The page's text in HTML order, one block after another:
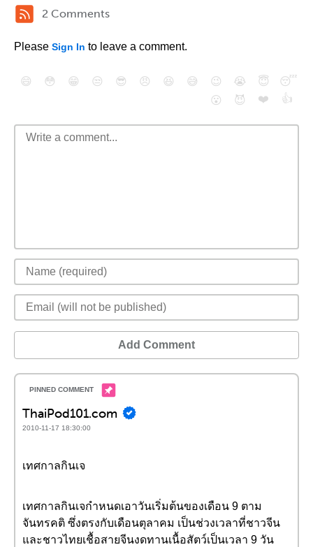
2 Comments
Please Sign In to leave a comment.
😄 😳 😁 😒 😎 😠 😆 😅 😉 😭 😇
😴
😮
😈 ❤️ 👍
Add Comment
ThaiPod101.com
2010-11-17 18:30:00
เทศกาลกินเจ
เทศกาลกินเจกำหนดเอาวันเริ่มต้นของเดือน 9 ตาม
จันทรคติ ซึ่งตรงกับเดือนตุลาคม เป็นช่วงเวลาที่ชาวจีน
และชาวไทยเชื้อสายจีนงดทานเนื้อสัตว์เป็นเวลา 9 วัน